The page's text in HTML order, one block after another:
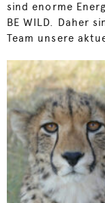
sind enorme
BE WILD. Daher
Team unsere